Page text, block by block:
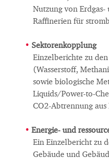
Nutzung von
Raffinerien für
Sektorenkopplung
Einzelberichte zu
(Wasserstoff,
sowie biologische
Liquids/Power-to-
CO2-Abtrennung
Energie- und
Ein Einzelbericht zu
Gebäude und